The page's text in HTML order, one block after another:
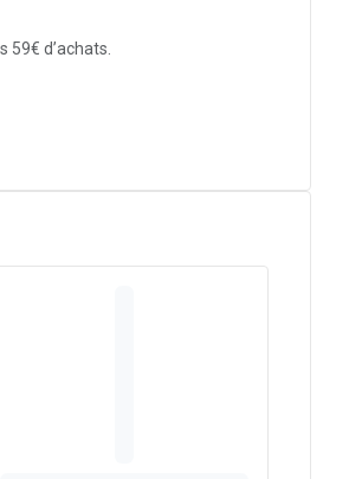
et contribuer à maintenir
Adapté à tous les types
59€ d’achats.